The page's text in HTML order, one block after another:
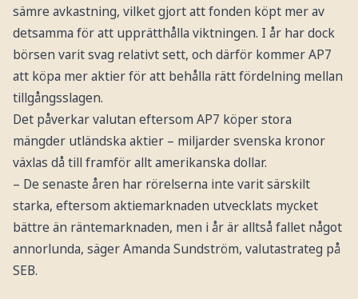
sämre avkastning, vilket gjort att fonden köpt mer av
detsamma för att upprätthålla viktningen. I år har dock
börsen varit svag relativt sett, och därför kommer AP7
att köpa mer aktier för att behålla rätt fördelning mellan
tillgångsslagen.
Det påverkar valutan eftersom AP7 köper stora
mängder utländska aktier – miljarder svenska kronor
växlas då till framför allt amerikanska dollar.
– De senaste åren har rörelserna inte varit särskilt
starka, eftersom aktiemarknaden utvecklats mycket
bättre än räntemarknaden, men i år är alltså fallet något
annorlunda, säger Amanda Sundström, valutastrateg på
SEB.